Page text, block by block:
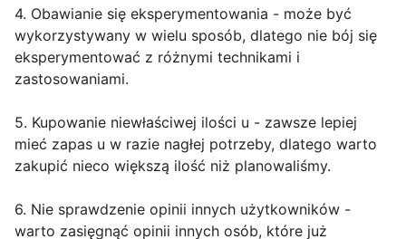
4. Obawianie się eksperymentowania - może być
wykorzystywany w wielu sposób, dlatego nie bój się
eksperymentować z różnymi technikami i
zastosowaniami.
5. Kupowanie niewłaściwej ilości u - zawsze lepiej
mieć zapas u w razie nagłej potrzeby, dlatego warto
zakupić nieco większą ilość niż planowaliśmy.
6. Nie sprawdzenie opinii innych użytkowników -
warto zasięgnąć opinii innych osób, które już